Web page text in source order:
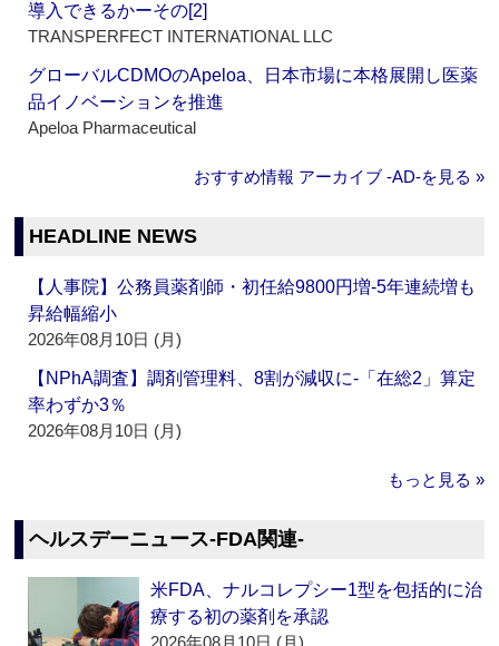
導入できるかーその[2]
TRANSPERFECT INTERNATIONAL LLC
グローバルCDMOのApeloa、日本市場に本格展開し医薬
品イノベーションを推進
Apeloa Pharmaceutical
おすすめ情報 アーカイブ ‐AD‐を見る »
HEADLINE NEWS
【人事院】公務員薬剤師・初任給9800円増‐5年連続増も
昇給幅縮小
2026年08月10日 (月)
【NPhA調査】調剤管理料、8割が減収に‐「在総2」算定
率わずか3％
2026年08月10日 (月)
もっと見る »
ヘルスデーニュース‐FDA関連‐
米FDA、ナルコレプシー1型を包括的に治
療する初の薬剤を承認